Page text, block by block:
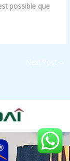
possible que
Next Post →